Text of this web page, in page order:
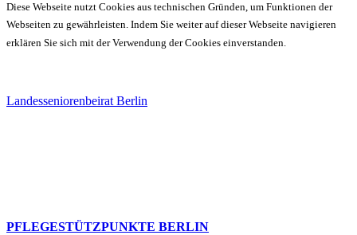
Diese Webseite nutzt Cookies aus technischen Gründen, um Funktionen der
Webseiten zu gewährleisten. Indem Sie weiter auf dieser Webseite navigieren
erklären Sie sich mit der Verwendung der Cookies einverstanden.
Landesseniorenbeirat Berlin
PFLEGESTÜTZPUNKTE BERLIN